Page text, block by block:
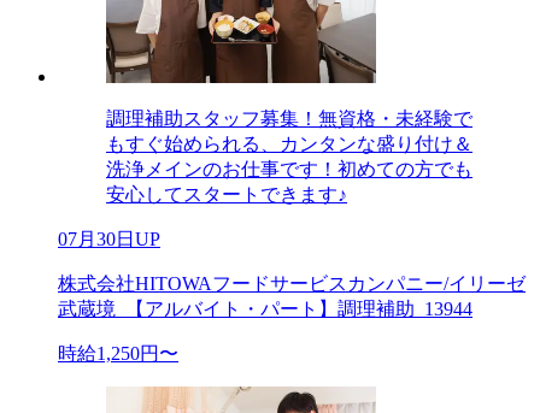
調理補助スタッフ募集！無資格・未経験で
もすぐ始められる、カンタンな盛り付け＆
洗浄メインのお仕事です！初めての方でも
安心してスタートできます♪
07月30日UP
株式会社HITOWAフードサービスカンパニー/イリーゼ
武蔵境_【アルバイト・パート】調理補助_13944
時給1,250円〜